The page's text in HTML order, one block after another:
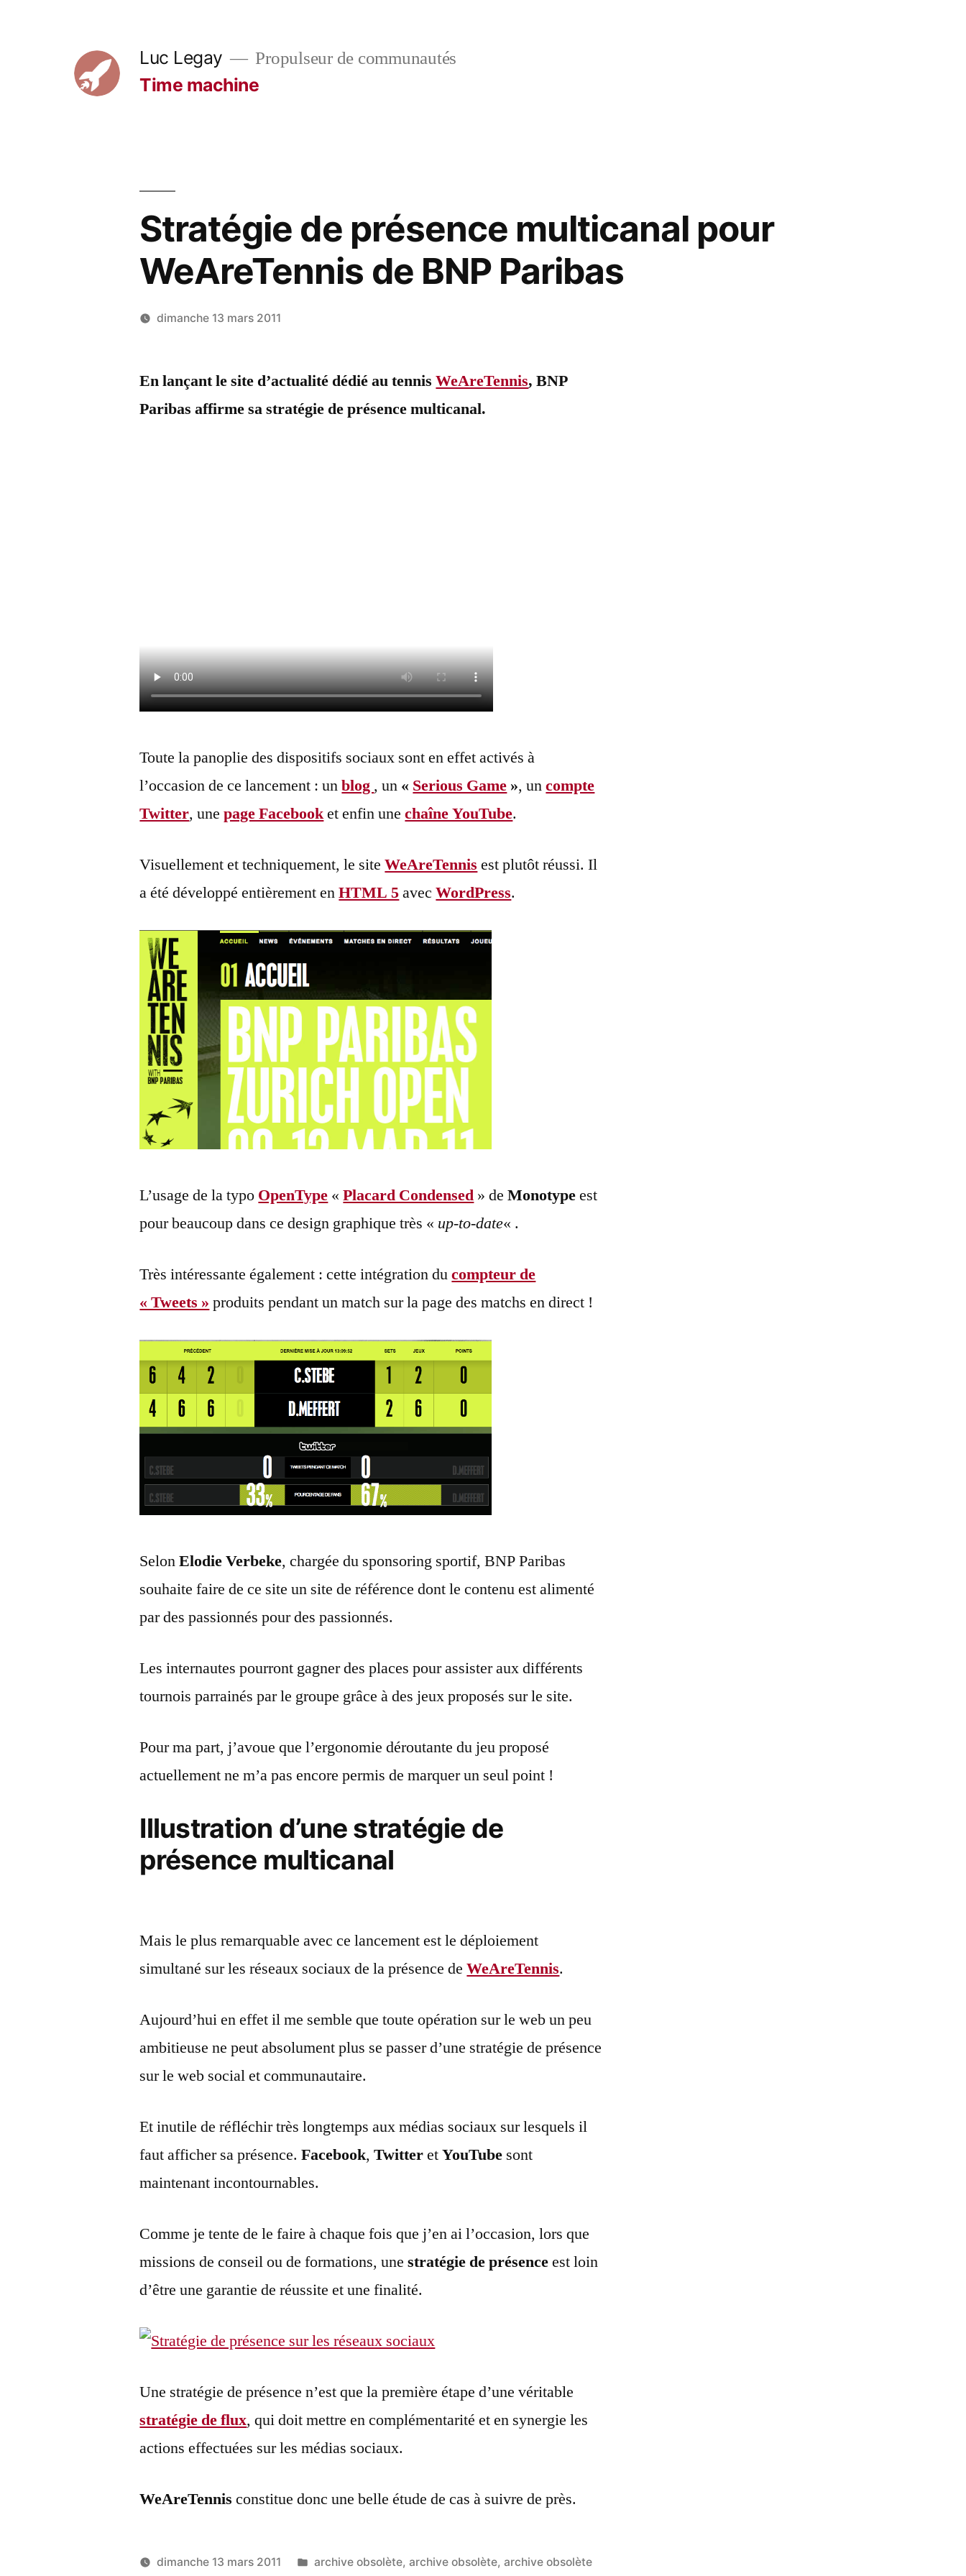
Luc Legay Propulseur de communautés
Time machine
Stratégie de présence multicanal pour
WeAreTennis de BNP Paribas
dimanche 13 mars 2011
commentaire
Stratégie
En lançant le site d’actualité dédié au tennisWeAreTennis, BNP
Paribas affirme sa stratégie de présence multicanal.
Toute la panoplie des dispositifs sociaux sont en effet activés à
l’occasion de ce lancement : unblog , un « Serious Game », uncompte
Twitter, unepage Facebooket enfin unechaîne YouTube.
Visuellement et techniquement, le siteWeAreTennis est plutôt réussi. Il
a été développé entièrement enHTML 5avecWordPress.
L’usage de la typo OpenType «Placard Condensed » deMonotypeest
pour beaucoup dans ce design graphique très « up-to-date« .
Très intéressante également : cette intégration ducompteur de
« Tweets » produits pendant un match sur la page des matchs en direct !
SelonElodie Verbeke, chargée du sponsoring sportif, BNP Paribas
souhaite faire de ce site un site de référence dont le contenu est alimenté
par des passionnés pour des passionnés.
Les internautes pourront gagner des places pour assister aux différents
tournois parrainés par le groupe grâce à des jeux proposés sur le site.
Pour ma part, j’avoue que l’ergonomie déroutante du jeu proposé
actuellement ne m’a pas encore permis de marquer un seul point !
Illustration d’une stratégie de
présence multicanal
Mais le plus remarquable avec ce lancement est le déploiement
simultané sur les réseaux sociaux de la présence deWeAreTennis.
Aujourd’hui en effet il me semble que toute opération sur le web un peu
ambitieuse ne peut absolument plus se passer d’une stratégie de présence
sur le web social et communautaire.
Et inutile de réfléchir très longtemps aux médias sociaux sur lesquels il
faut afficher sa présence.Facebook,TwitteretYouTube sont
maintenant incontournables.
Comme je tente de le faire à chaque fois que j’en ai l’occasion, lors que
missions de conseil ou de formations, unestratégie de présenceest loin
d’être une garantie de réussite et une finalité.
Une stratégie de présence n’est que la première étape d’une véritable
stratégie de flux, qui doit mettre en complémentarité et en synergie les
actions effectuées sur les médias sociaux.
WeAreTennis constitue donc une belle étude de cas à suivre de près.
dimanche 13 mars 2011
Publié
archive obsolète,archive obsolète,archive obsolète